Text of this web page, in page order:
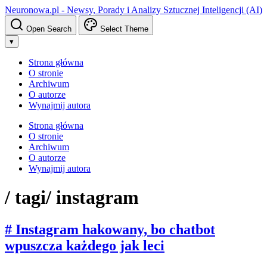
Neuronowa.pl - Newsy, Porady i Analizy Sztucznej Inteligencji (AI)
Open Search
Select Theme
▾
Strona główna
O stronie
Archiwum
O autorze
Wynajmij autora
Strona główna
O stronie
Archiwum
O autorze
Wynajmij autora
/ tagi/ instagram
# Instagram hakowany, bo chatbot
wpuszcza każdego jak leci